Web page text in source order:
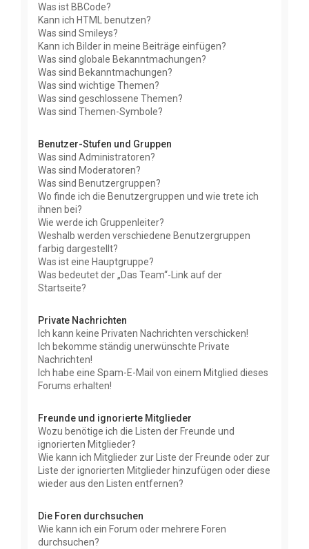
Was ist BBCode?
Kann ich HTML benutzen?
Was sind Smileys?
Kann ich Bilder in meine Beiträge einfügen?
Was sind globale Bekanntmachungen?
Was sind Bekanntmachungen?
Was sind wichtige Themen?
Was sind geschlossene Themen?
Was sind Themen-Symbole?
Benutzer-Stufen und Gruppen
Was sind Administratoren?
Was sind Moderatoren?
Was sind Benutzergruppen?
Wo finde ich die Benutzergruppen und wie trete ich
ihnen bei?
Wie werde ich Gruppenleiter?
Weshalb werden verschiedene Benutzergruppen
farbig dargestellt?
Was ist eine Hauptgruppe?
Was bedeutet der „Das Team“-Link auf der
Startseite?
Private Nachrichten
Ich kann keine Privaten Nachrichten verschicken!
Ich bekomme ständig unerwünschte Private
Nachrichten!
Ich habe eine Spam-E-Mail von einem Mitglied dieses
Forums erhalten!
Freunde und ignorierte Mitglieder
Wozu benötige ich die Listen der Freunde und
ignorierten Mitglieder?
Wie kann ich Mitglieder zur Liste der Freunde oder zur
Liste der ignorierten Mitglieder hinzufügen oder diese
wieder aus den Listen entfernen?
Die Foren durchsuchen
Wie kann ich ein Forum oder mehrere Foren
durchsuchen?